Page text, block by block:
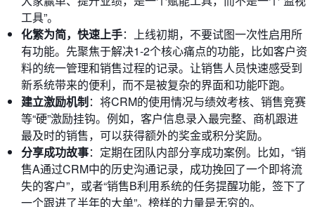
工具”。
化繁为简，快速上手：上线初期，不要试图一次性启用所
有功能。先聚焦于解决1-2个核心痛点的功能，比如客户资
料的统一管理和销售过程的记录。让销售人员快速感受到
新系统带来的便利，而不是被复杂的界面和功能吓跑。
建立激励机制：将CRM的使用情况与绩效考核、销售竞赛
等“硬”激励挂钩。例如，客户信息录入最完整、商机跟进
最及时的销售，可以获得额外的奖金或积分奖励。
分享成功故事：定期在团队内部分享成功案例。比如，“销
售A通过CRM中的历史沟通记录，成功挽回了一个即将流
失的客户”，或者“销售B利用系统的任务提醒功能，签下了
一个跟进了半年的大单”。榜样的力量是无穷的。